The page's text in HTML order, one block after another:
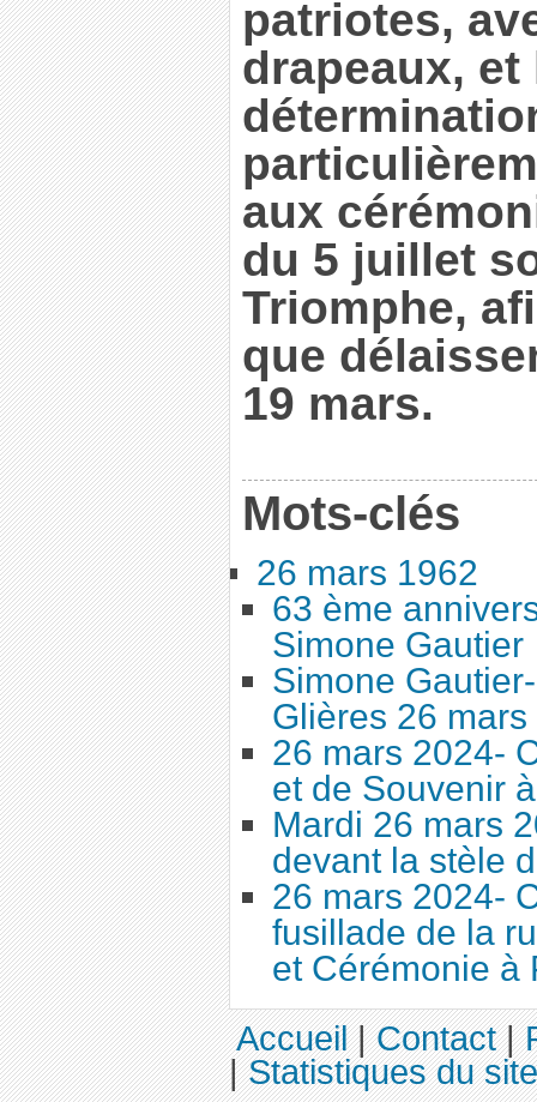
patriotes,
drapeaux, et
aux
du 5 juillet
Triomphe,
que
19 mars.
Mots-clés
26 mars 1962
63 ème
Simone Gautier
Simone
Glières 26 mars
26 mars 2024-
et de Souvenir
Mardi 26 mars
devant la stèle
26 mars 2024-
fusillade de la
et Cérémonie à
Accueil|Contact|
|Statistiques du site